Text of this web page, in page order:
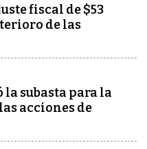
fiscal de $53
de las
subasta para la
acciones de